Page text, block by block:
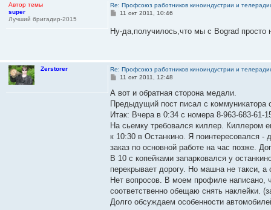
Автор темы
super
Лучший бригадир-2015
Re: Профсоюз работников киноиндустрии и
С
б
и
е
11 окт 2011, 10:46
Ну-да,получилось,что мы с Bograd
Zerstorer
Re: Профсоюз работников киноиндустрии и
С
о
щ
е
и
е
11 окт 2011, 12:48
А вот и обратная сторона медали.
Предыдущий пост писал с
Итак: Вчера в 0:34 с номера 8-963-683-61-
На сьемку требовался киллер. Киллером
к 10:30 в Останкино. Я поинтересовался -
заказ по основной работе на час позже.
В 10 с копейками запарковался у
перекрывает дорогу. Но машна не такси, а
Нет вопросов. В моем профиле написано,
соответственно обещаю снять наклейки.
Долго обсуждаем особенности